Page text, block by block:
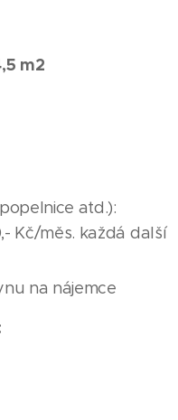
m2
atd.):
Kč/měs. každá další
na nájemce